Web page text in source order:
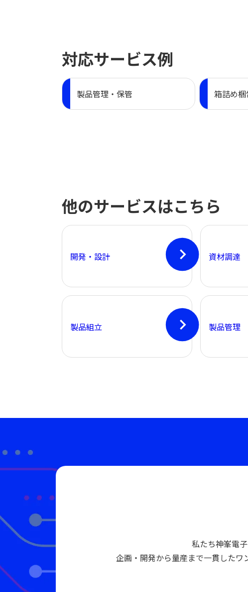
対応サービス例
製品管理・保管 箱詰め梱
他のサービスはこちら
開発・設計 資材調達
製品組立 製品管理
私たち神峯電
企画・開発から量産まで一貫したワ